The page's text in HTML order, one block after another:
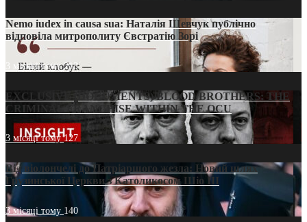
Nemo iudex in causa sua: Наталія Шевчук публічно
відповіла митрополиту Євстратію Зорі
3 місяці тому213
EXCLUSIVE (DOCUMENTS)/BLOOD BROTHERS: THE
CRIMINAL FRANCHISE WITHIN THE OCU
3 місяці тому127
Від віолончелі до Патріаршого жезла: Новий шлях
Грузинської Церкви з Католикосом Шіо III
3 місяці тому 140